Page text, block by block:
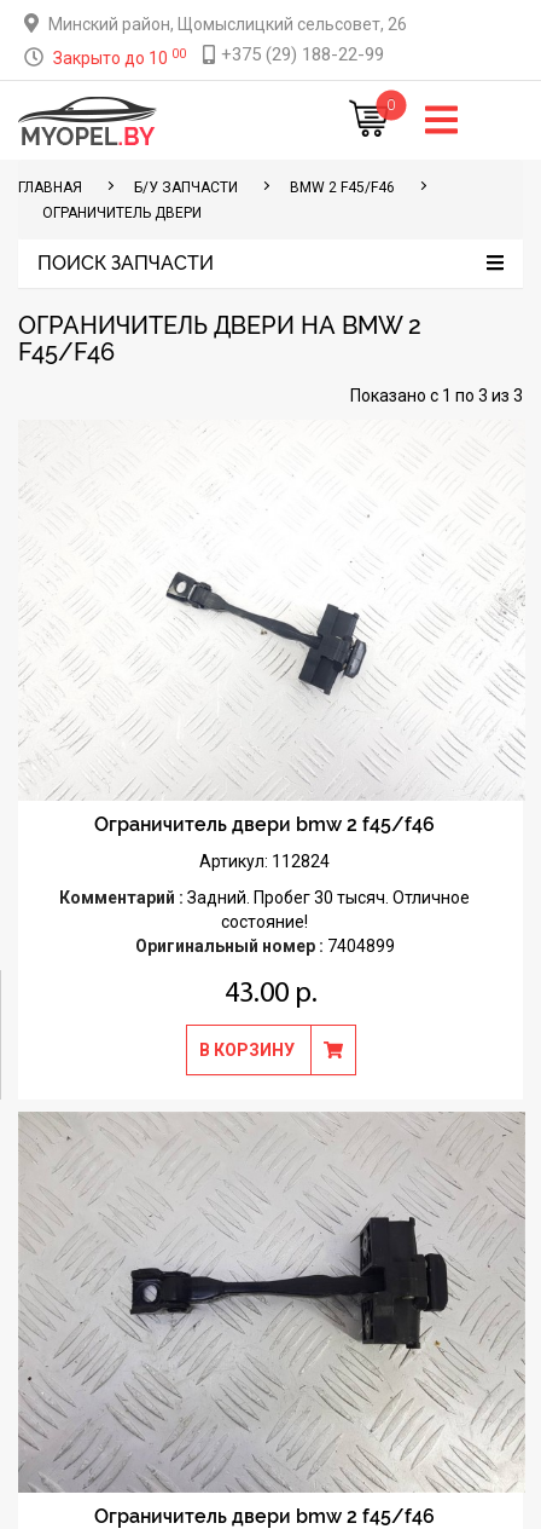
Минский район, Щомыслицкий сельсовет, 26
Закрыто до 10 00 +375 (29) 188-22-99
0
ГЛАВНАЯ Б/У ЗАПЧАСТИ
BMW 2 F45/F46
ОГРАНИЧИТЕЛЬ ДВЕРИ
ПОИСК ЗАПЧАСТИ
ОГРАНИЧИТЕЛЬ ДВЕРИ НА BMW 2
F45/F46
Показано с 1 по 3 из 3
Ограничитель двери bmw 2 f45/f46
Артикул: 112824
Комментарий : Задний. Пробег 30 тысяч. Отличное
состояние!
Оригинальный номер : 7404899
43.00 р.
В КОРЗИНУ
Ограничитель двери bmw 2 f45/f46